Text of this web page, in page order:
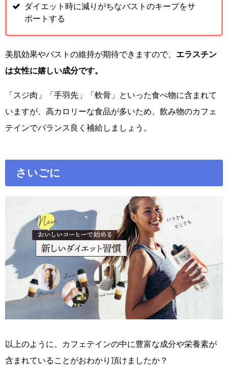
ダイエット時に減りがちなバストのキープをサ
ポートする
美肌効果やバストの維持が期待できますので、
エラスチン
は女性に嬉しい成分です。
「スジ肉」「手羽先」「軟骨」といった食べ物に含まれて
いますが、高カロリーな食品が多いため、飲み物のカフェ
テインでバランス良く補給しましょう。
さいごに
以上のように、カフェテインの中に豊富な成分や栄養素が
含まれていることがおわかり頂けましたか？